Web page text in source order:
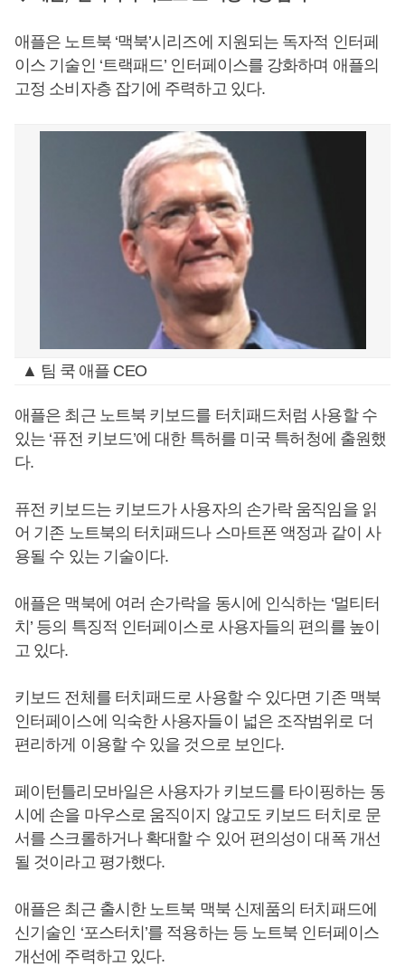
애플은 노트북 ‘맥북’시리즈에 지원되는 독자적 인터페
이스 기술인 ‘트랙패드’ 인터페이스를 강화하며 애플의
고정 소비자층 잡기에 주력하고 있다.
▲ 팀 쿡 애플 CEO
애플은 최근 노트북 키보드를 터치패드처럼 사용할 수
있는 ‘퓨전 키보드’에 대한 특허를 미국 특허청에 출원했
다.
퓨전 키보드는 키보드가 사용자의 손가락 움직임을 읽
어 기존 노트북의 터치패드나 스마트폰 액정과 같이 사
용될 수 있는 기술이다.
애플은 맥북에 여러 손가락을 동시에 인식하는 ‘멀티터
치’ 등의 특징적 인터페이스로 사용자들의 편의를 높이
고 있다.
키보드 전체를 터치패드로 사용할 수 있다면 기존 맥북
인터페이스에 익숙한 사용자들이 넓은 조작범위로 더
편리하게 이용할 수 있을 것으로 보인다.
페이턴틀리모바일은 사용자가 키보드를 타이핑하는 동
시에 손을 마우스로 움직이지 않고도 키보드 터치로 문
서를 스크롤하거나 확대할 수 있어 편의성이 대폭 개선
될 것이라고 평가했다.
애플은 최근 출시한 노트북 맥북 신제품의 터치패드에
신기술인 ‘포스터치’를 적용하는 등 노트북 인터페이스
개선에 주력하고 있다.